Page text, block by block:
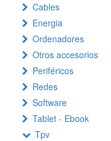
Cables
Energia
Ordenadores
Otros accesorios
Periféricos
Redes
Software
Tablet - Ebook
Tpv